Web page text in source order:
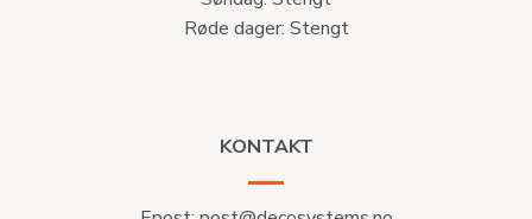
Røde dager: Stengt
KONTAKT